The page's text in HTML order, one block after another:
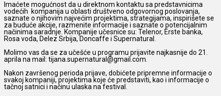
Imaćete mogućnost da u direktnom kontaktu sa predstavnicima
vodećih kompanija u oblasti društveno odgovornog poslovanja,
saznate o njihovim najvećim projektima, strategijama, inspirišete se
za buduće akcije, razmenite informacije i saznate o potencijalnim
načinima saradnje. Kompanije učesnice su: Telenor, Erste banka,
Rosa voda, Delez Srbija, Doncaffe i Supernatural.
Molimo vas da se za učešće u programu prijavite najkasnije do 21.
aprila na mail: tijana.supernatural@gmail.com.
Nakon završenog perioda prijave, dobićete pripremne informacije o
svakoj kompaniji, projektima koje će predstaviti, kao i informacije o
tačnoj satnici i načinu ulaska na festival.